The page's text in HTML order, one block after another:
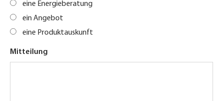
eine Energieberatung
ein Angebot
eine Produktauskunft
Mitteilung